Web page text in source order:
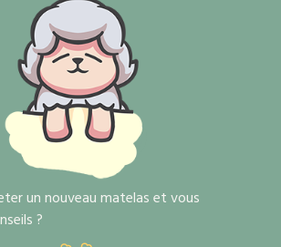
un nouveau matelas et vous
?